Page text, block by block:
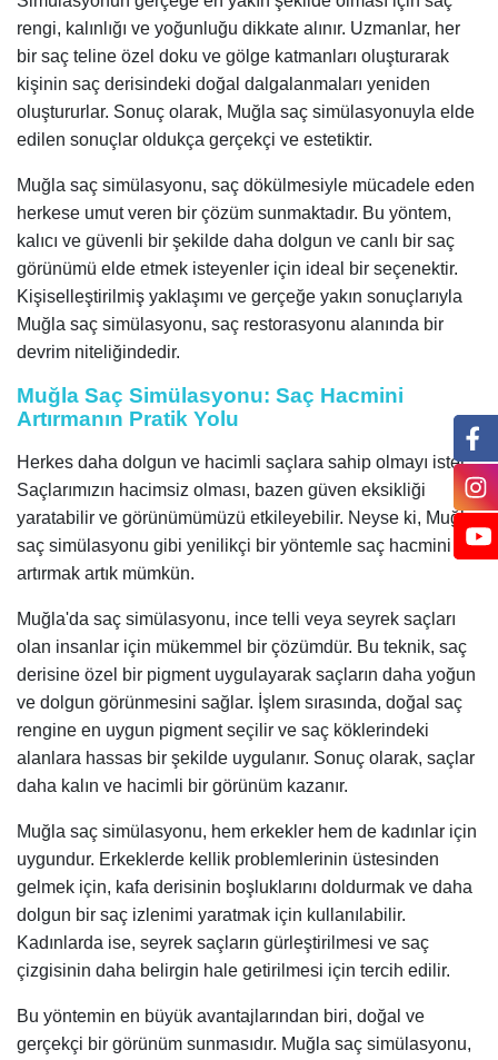
rengi, kalınlığı ve yoğunluğu dikkate alınır. Uzmanlar, her
bir saç teline özel doku ve gölge katmanları oluşturarak
kişinin saç derisindeki doğal dalgalanmaları yeniden
oluştururlar. Sonuç olarak, Muğla saç simülasyonuyla elde
edilen sonuçlar oldukça gerçekçi ve estetiktir.
Muğla saç simülasyonu, saç dökülmesiyle mücadele eden
herkese umut veren bir çözüm sunmaktadır. Bu yöntem,
kalıcı ve güvenli bir şekilde daha dolgun ve canlı bir saç
görünümü elde etmek isteyenler için ideal bir seçenektir.
Kişiselleştirilmiş yaklaşımı ve gerçeğe yakın sonuçlarıyla
Muğla saç simülasyonu, saç restorasyonu alanında bir
devrim niteliğindedir.
Muğla Saç Simülasyonu: Saç Hacmini
Artırmanın Pratik Yolu
Herkes daha dolgun ve hacimli saçlara sahip olmayı ister.
Saçlarımızın hacimsiz olması, bazen güven eksikliği
yaratabilir ve görünümümüzü etkileyebilir. Neyse ki, Muğla
saç simülasyonu gibi yenilikçi bir yöntemle saç hacmini
artırmak artık mümkün.
Muğla'da saç simülasyonu, ince telli veya seyrek saçları
olan insanlar için mükemmel bir çözümdür. Bu teknik, saç
derisine özel bir pigment uygulayarak saçların daha yoğun
ve dolgun görünmesini sağlar. İşlem sırasında, doğal saç
rengine en uygun pigment seçilir ve saç köklerindeki
alanlara hassas bir şekilde uygulanır. Sonuç olarak, saçlar
daha kalın ve hacimli bir görünüm kazanır.
Muğla saç simülasyonu, hem erkekler hem de kadınlar için
uygundur. Erkeklerde kellik problemlerinin üstesinden
gelmek için, kafa derisinin boşluklarını doldurmak ve daha
dolgun bir saç izlenimi yaratmak için kullanılabilir.
Kadınlarda ise, seyrek saçların gürleştirilmesi ve saç
çizgisinin daha belirgin hale getirilmesi için tercih edilir.
Bu yöntemin en büyük avantajlarından biri, doğal ve
gerçekçi bir görünüm sunmasıdır. Muğla saç simülasyonu,